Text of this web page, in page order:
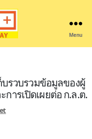
Menu
รวบรวมข้อมูลของผู้
ารเปิดเผยต่อ ก.ล.ต.